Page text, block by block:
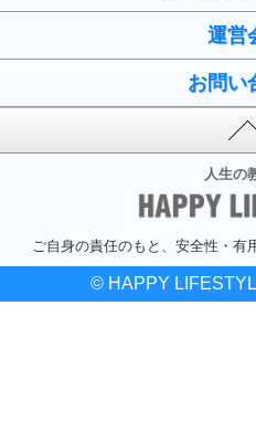
運営
お問い
人生の
ご自身の責任のもと、安全性・有
© HAPPY